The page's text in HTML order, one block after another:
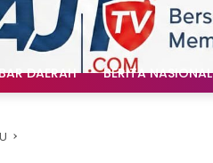
DAERAH BERITA NASIONAL